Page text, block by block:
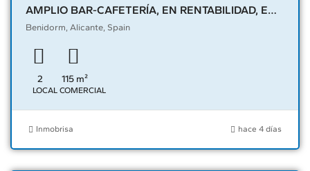
AMPLIO BAR-CAFETERÍA, EN RENTABILIDAD, EN BENIDORM: DOS LOCALES UNIDOS CON TERRAZ – 02890
Benidorm, Alicante, Spain
2 115 m²
LOCAL COMERCIAL
Inmobrisa hace 4 días